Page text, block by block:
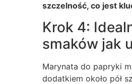
szczelność, co jest
Krok 4:
smaków jak
Marynata do papryki
dodatkiem około pół